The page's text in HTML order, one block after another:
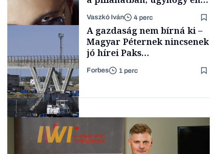
TÁMOGATÓI
Forbes-sztori
a legsarkosabb
gondolataimat akartam
kimondani
Vaszkó Iván 4 perc
A gazdaság nem bírná ki –
Magyar Péternek nincsenek
jó hírei Paks
újraindításáról
Forbes 1 perc